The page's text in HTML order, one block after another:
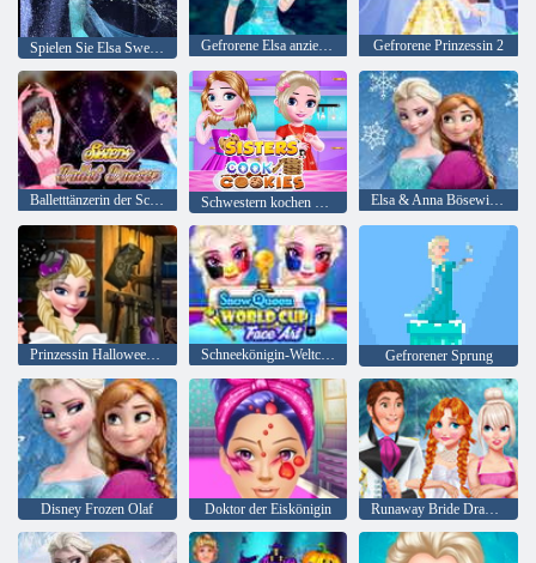
Spielen Sie Elsa Sweet Matching Game Gefrorene Elsa anziehen Gefrorene Prinzessin 2
Balletttänzerin der Schwestern Elsa & Anna Bösewicht-Stil
Prinzessin Halloween-Kostüme Schneekönigin-Weltcup-Gesichtskunst Gefrorener Sprung
Disney Frozen Olaf Doktor der Eiskönigin Runaway Bride Drama Hochzeit